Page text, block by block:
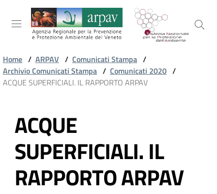
Salta al contenuto
Salta alla navigazione
Salta al footer
ARPAV
TEMI
AMBIENTALI
TERRITORIO
Home / ARPAV / Comunicati Stampa /
Archivio Comunicati Stampa / Comunicati 2020 /
ACQUE SUPERFICIALI. IL RAPPORTO ARPAV
Vai al contenuto
ACQUE
SUPERFICIALI. IL
RAPPORTO ARPAV